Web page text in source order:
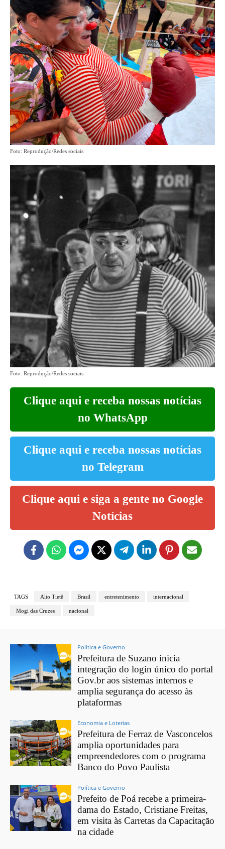
Foto: Reprodução/Redes sociais
Foto: Reprodução/Redes sociais
Clique aqui e receba nossas notícias
no WhatsApp
Clique aqui e receba nossas notícias
no Telegram
Clique aqui e siga a gente no Google
Notícias
TAGS Alto Tietê Brasil entretenimento internacional
Mogi das Cruzes nacional
Política e Governo
Prefeitura de Suzano inicia
integração do login único do portal
Gov.br aos sistemas internos e
amplia segurança do acesso às
plataformas
Economia e Loterias
Prefeitura de Ferraz de Vasconcelos
amplia oportunidades para
empreendedores com o programa
Banco do Povo Paulista
Política e Governo
Prefeito de Poá recebe a primeira-
dama do Estado, Cristiane Freitas,
em visita às Carretas da Capacitação
na cidade